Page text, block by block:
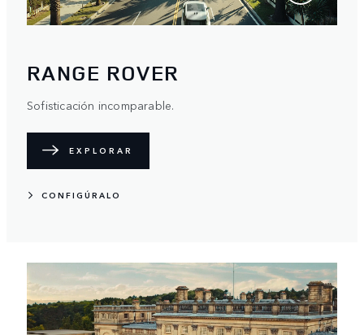
RANGE ROVER
Sofisticación incomparable.
EXPLORAR
CONFIGÚRALO